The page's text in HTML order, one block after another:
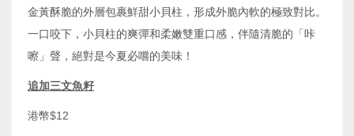
金黃酥脆的外層包裹鮮甜小貝柱，形成外脆內軟的極致對比。
一口咬下，小貝柱的爽彈和柔嫩雙重口感，伴隨清脆的「咔
嚓」聲，絕對是今夏必嚐的美味！
追加三文魚籽
港幣$12